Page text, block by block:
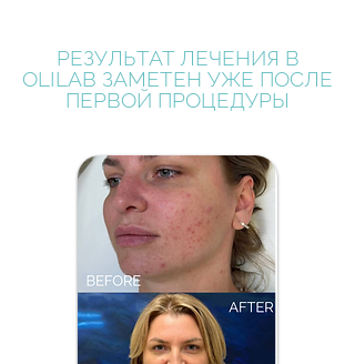
РЕЗУЛЬТАТ ЛЕЧЕНИЯ В
OLILAB ЗАМЕТЕН УЖЕ ПОСЛЕ
ПЕРВОЙ ПРОЦЕДУРЫ